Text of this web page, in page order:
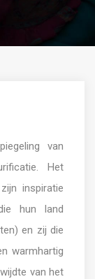
van
Het
inspiratie
hun land
en zij die
warmhartig
van het